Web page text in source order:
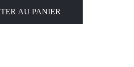
AU PANIER